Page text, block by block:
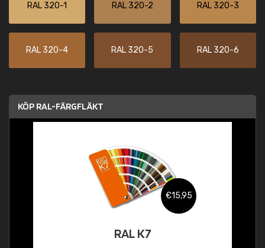
RAL 320-1 RAL 320-2 RAL 320-3
RAL 320-4 RAL 320-5 RAL 320-6
KÖP RAL-FÄRGFLÄKT
€15,95
RAL K7